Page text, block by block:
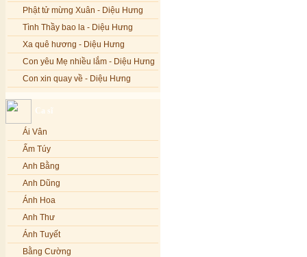
Phật tử mừng Xuân - Diệu Hưng
Tình Thầy bao la - Diệu Hưng
Xa quê hương - Diệu Hưng
Con yêu Mẹ nhiều lắm - Diệu Hưng
Con xin quay về - Diệu Hưng
Nếu xa Phật - Diệu Hưng
Tình Lam - Kim Khánh & Hoàng
Vĩnh
Xin cho con niềm tin - Kim Linh
Quán Âm Mẹ hiền - Kim Linh
Nhạc niệm Nam Mô A Di Đà Phật -
Kim Linh
Mẹ Từ Bi - Kim Linh
12 Lời nguyện của Bồ tát Quán Thế
Âm - Kim Linh
Ca sĩ
Ái Vân
Ẩm Túy
Anh Bằng
Anh Dũng
Ánh Hoa
Anh Thư
Ánh Tuyết
Bằng Cường